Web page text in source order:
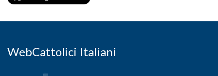
WebCattolici Italiani